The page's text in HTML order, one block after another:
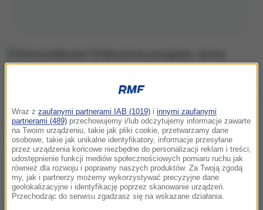
Javier Mascherano podczas oficjalnego pożegnania z Barceloną
Według medialnych doniesień, Mascherano
zdecydował się na przeprowadzkę do Chin: miał
dostać propozycję z klubu Hebei China Fortune.
Gazeta "Mundo Deportivo" napisała, że wartość
transferu sięgnie 10 mln euro.
Wraz z zaufanymi partnerami IAB (1019) i innymi zaufanymi
partnerami (489) przechowujemy i/lub odczytujemy informacje zawarte
na Twoim urządzeniu, takie jak pliki cookie, przetwarzamy dane
osobowe, takie jak unikalne identyfikatory, informacje przesyłane
przez urządzenia końcowe niezbędne do personalizacji reklam i treści,
udostępnienie funkcji mediów społecznościowych pomiaru ruchu jak
również dla rozwoju i poprawny naszych produktów. Za Twoją zgodą
my, jak i partnerzy możemy wykorzystywać precyzyjne dane
geolokalizacyjne i identyfikację poprzez skanowanie urządzeń.
Przechodząc do serwisu zgadzasz się na wskazane działania.